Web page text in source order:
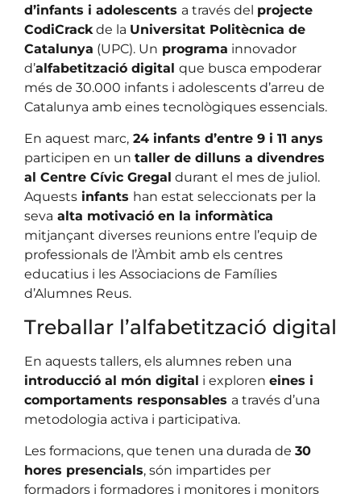
d’infants i adolescents a través del projecte
CodiCrackde la Universitat Politècnica de
Catalunya (UPC). Un programa innovador
d’alfabetització digital que busca empoderar
més de 30.000 infants i adolescents d’arreu de
Catalunya amb eines tecnològiques essencials.
En aquest marc, 24 infants d’entre 9 i 11 anys
participen en un taller de dilluns a divendres
al Centre Cívic Gregal durant el mes de juliol.
Aquests infants han estat seleccionats per la
seva alta motivació en la informàtica
mitjançant diverses reunions entre l’equip de
professionals de l’Àmbit amb els centres
educatius i les Associacions de Famílies
d’Alumnes Reus.
Treballar l’alfabetització digital
En aquests tallers, els alumnes reben una
introducció al món digital i exploren eines i
comportaments responsables a través d’una
metodologia activa i participativa.
Les formacions, que tenen una durada de 30
hores presencials, són impartides per
formadors i formadores i monitores i monitors